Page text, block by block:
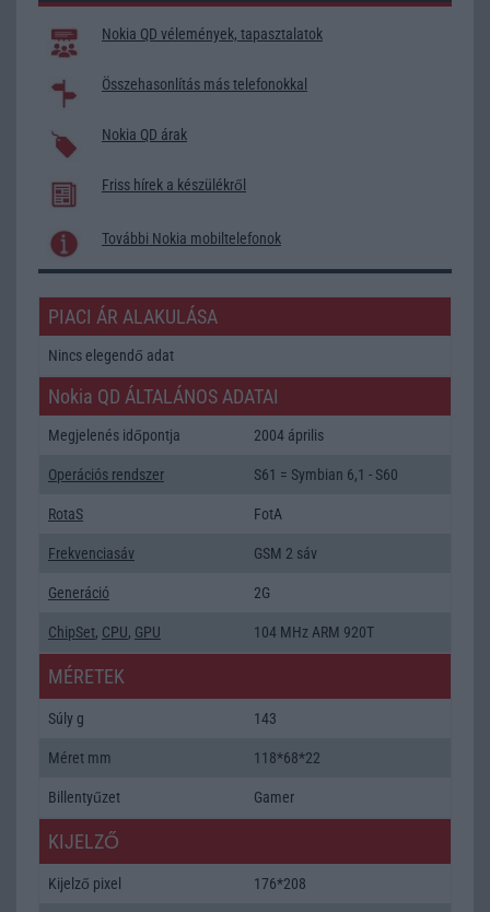
Nokia QD vélemények, tapasztalatok
Összehasonlítás más telefonokkal
Nokia QD árak
Friss hírek a készülékről
További Nokia mobiltelefonok
PIACI ÁR ALAKULÁSA
Nincs elegendő adat
Nokia QD ÁLTALÁNOS ADATAI
Megjelenés időpontja 2004 április
Operációs rendszer S61 = Symbian 6,1 - S60
RotaS FotA
Frekvenciasáv GSM 2 sáv
Generáció 2G
ChipSet, CPU, GPU 104 MHz ARM 920T
MÉRETEK
Súly g 143
Méret mm 118*68*22
Billentyűzet Gamer
KIJELZŐ
Kijelző pixel 176*208